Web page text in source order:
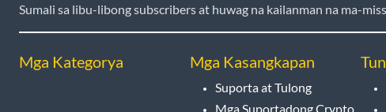
Sumali sa libu-libong subscribers at huwag na kailanman na ma-
Mga Kategorya Mga Kasangkapan
Suporta at Tulong
Mga Suportadong Crypto